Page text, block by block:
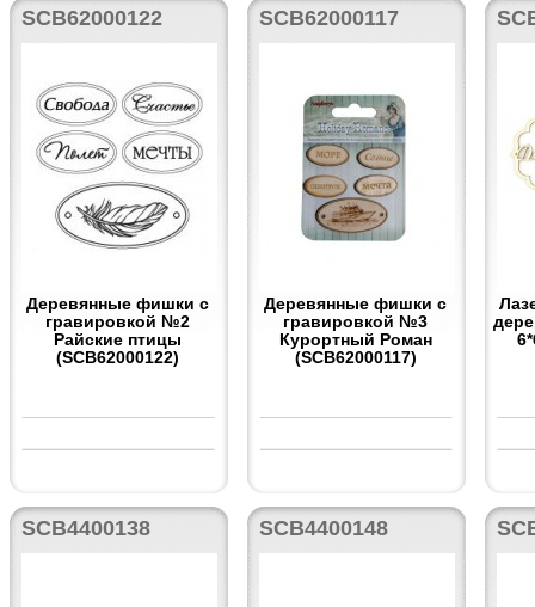
SCB62000122
Деревянные фишки с
гравировкой №2
Райские птицы
(SCB62000122)
SCB62000117
Деревянные фишки с
гравировкой №3
Курортный Роман
(SCB62000117)
SCB4400138 SCB4400148